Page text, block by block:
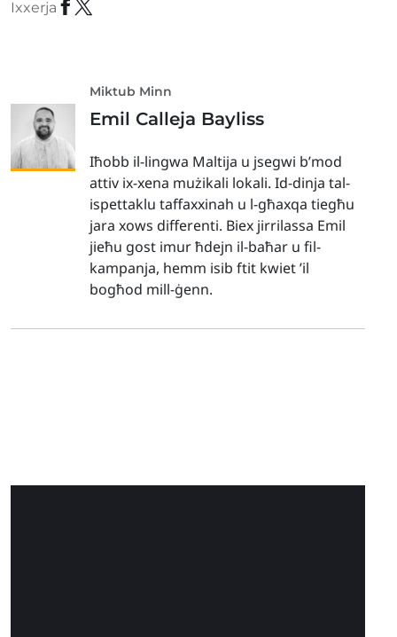
Ixxerja
Miktub Minn
Emil Calleja Bayliss
Iħobb il-lingwa Maltija u jsegwi b’mod
attiv ix-xena mużikali lokali. Id-dinja tal-
ispettaklu taffaxxinah u l-għaxqa tiegħu
jara xows differenti. Biex jirrilassa Emil
jieħu gost imur ħdejn il-baħar u fil-
kampanja, hemm isib ftit kwiet ’il
bogħod mill-ġenn.